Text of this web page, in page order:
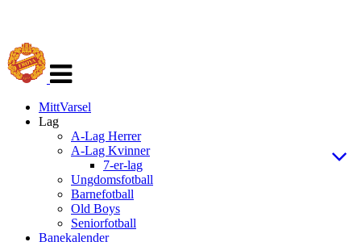
navigasjon
MittVarsel
Lag
A-Lag Herrer
A-Lag Kvinner
7-er-lag
Ungdomsfotball
Barnefotball
Old Boys
Seniorfotball
Banekalender